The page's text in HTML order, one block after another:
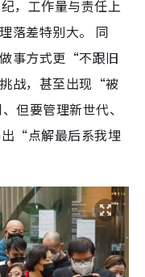
，工作量与责任上
落差特别大。 同
事方式更“不跟旧
战，甚至出现“被
但要管理新世代、
“点解最后系我埋